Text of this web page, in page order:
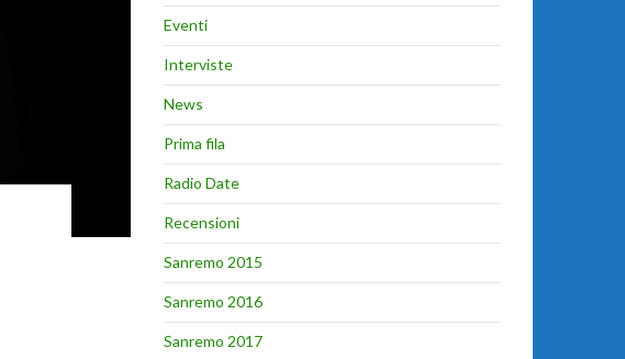
Eventi
Interviste
News
Prima fila
Radio Date
Recensioni
Sanremo 2015
Sanremo 2016
Sanremo 2017